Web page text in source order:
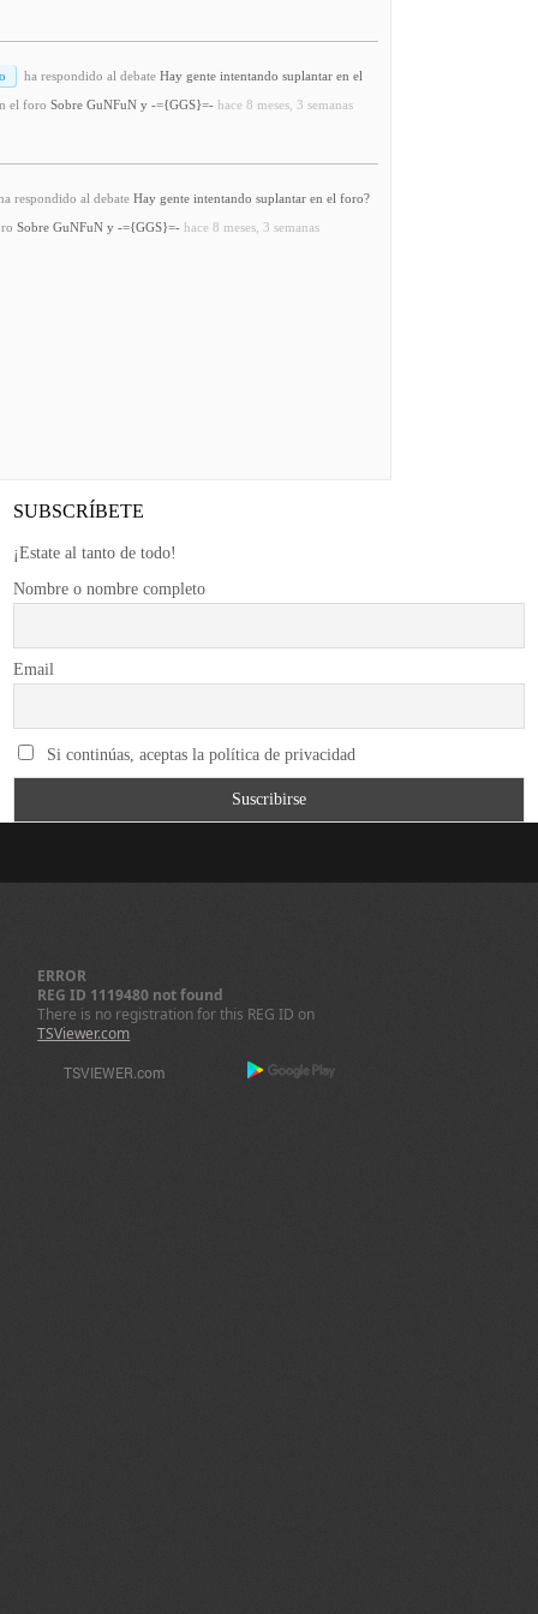
ha respondido al debate Hay gente intentando suplantar en el
el foro Sobre GuNFuN y -={GGS}=- hace 8 meses, 3 semanas
respondido al debate Hay gente intentando suplantar en el foro?
Sobre GuNFuN y -={GGS}=- hace 8 meses, 3 semanas
SUBSCRÍBETE
¡Estate al tanto de todo!
Nombre o nombre completo
Email
Si continúas, aceptas la política de privacidad
ERROR
REG ID 1119480 not found
There is no registration for this REG ID on
TSViewer.com